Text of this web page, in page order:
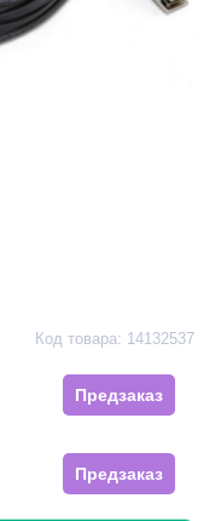
Код товара: 14132537
Предзаказ
Предзаказ